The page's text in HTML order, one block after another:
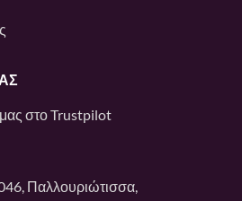
μας στοTrustpilot
Παλλουριώτισσα,